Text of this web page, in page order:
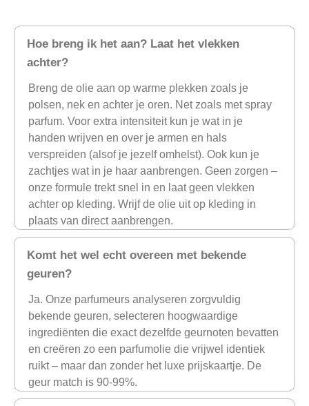
Hoe breng ik het aan? Laat het vlekken
achter?
Breng de olie aan op warme plekken zoals je
polsen, nek en achter je oren. Net zoals met spray
parfum. Voor extra intensiteit kun je wat in je
handen wrijven en over je armen en hals
verspreiden (alsof je jezelf omhelst). Ook kun je
zachtjes wat in je haar aanbrengen. Geen zorgen –
onze formule trekt snel in en laat geen vlekken
achter op kleding. Wrijf de olie uit op kleding in
plaats van direct aanbrengen.
Komt het wel echt overeen met bekende
geuren?
Ja. Onze parfumeurs analyseren zorgvuldig
bekende geuren, selecteren hoogwaardige
ingrediënten die exact dezelfde geurnoten bevatten
en creëren zo een parfumolie die vrijwel identiek
ruikt – maar dan zonder het luxe prijskaartje. De
geur match is 90-99%.